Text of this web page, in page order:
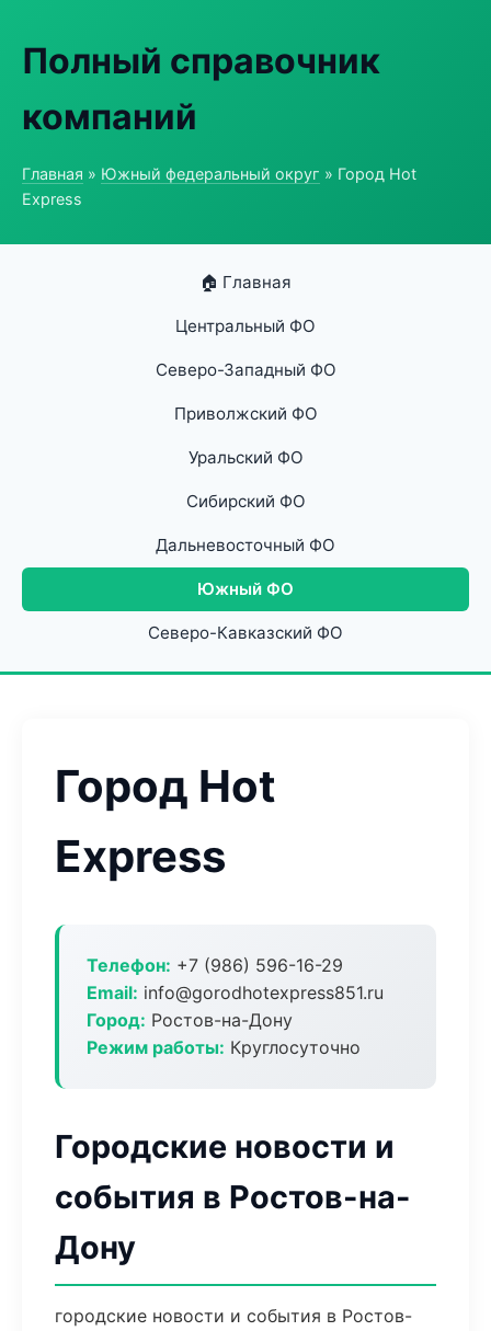
Полный справочник
компаний
Главная » Южный федеральный округ » Город Hot
Express
🏠 Главная
Центральный ФО
Северо-Западный ФО
Приволжский ФО
Уральский ФО
Сибирский ФО
Дальневосточный ФО
Южный ФО
Северо-Кавказский ФО
Город Hot
Express
Телефон: +7 (986) 596-16-29
Email: info@gorodhotexpress851.ru
Город: Ростов-на-Дону
Режим работы: Круглосуточно
Городские новости и
события в Ростов-на-
Дону
городские новости и события в Ростов-